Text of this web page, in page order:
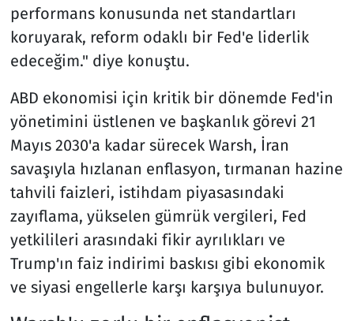
performans konusunda net standartları
koruyarak, reform odaklı bir Fed'e liderlik
edeceğim." diye konuştu.
ABD ekonomisi için kritik bir dönemde Fed'in
yönetimini üstlenen ve başkanlık görevi 21
Mayıs 2030'a kadar sürecek Warsh, İran
savaşıyla hızlanan enflasyon, tırmanan hazine
tahvili faizleri, istihdam piyasasındaki
zayıflama, yükselen gümrük vergileri, Fed
yetkilileri arasındaki fikir ayrılıkları ve
Trump'ın faiz indirimi baskısı gibi ekonomik
ve siyasi engellerle karşı karşıya bulunuyor.